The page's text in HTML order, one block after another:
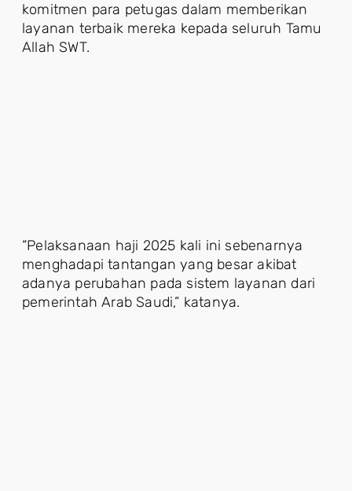
komitmen para petugas dalam memberikan
layanan terbaik mereka kepada seluruh Tamu
Allah SWT.
“Pelaksanaan haji 2025 kali ini sebenarnya
menghadapi tantangan yang besar akibat
adanya perubahan pada sistem layanan dari
pemerintah Arab Saudi,” katanya.